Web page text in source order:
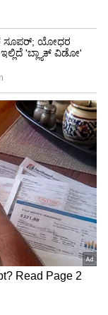
ಅವರನ್ನು
ಚಾಲನೆ
ಆರಂಭವಾಗಿವೆ.
13 ಪವರ್‌
ಅಭಿವೃದ್ಧಿಗಾಗಿ
ಮಾಡಲಾಗಿದೆ.
ಗ್ರಾಮಗಳಲ್ಲಿ
ಸಿಎಂ,
ಎಲ್ಲ